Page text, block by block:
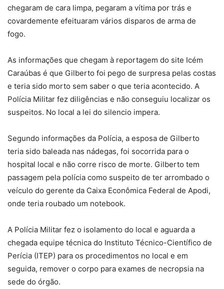
chegaram de cara limpa, pegaram a vítima por trás e
covardemente efeituaram vários disparos de arma de
fogo.
As informações que chegam à reportagem do site Icém
Caraúbas é que Gilberto foi pego de surpresa pelas costas
e teria sido morto sem saber o que teria acontecido. A
Polícia Militar fez diligências e não conseguiu localizar os
suspeitos. No local a lei do silencio impera.
Segundo informações da Polícia, a esposa de Gilberto
teria sido baleada nas nádegas, foi socorrida para o
hospital local e não corre risco de morte. Gilberto tem
passagem pela polícia como suspeito de ter arrombado o
veículo do gerente da Caixa Econômica Federal de Apodi,
onde teria roubado um notebook.
A Polícia Militar fez o isolamento do local e aguarda a
chegada equipe técnica do Instituto Técnico-Científico de
Perícia (ITEP) para os procedimentos no local e em
seguida, remover o corpo para exames de necropsia na
sede do órgão.